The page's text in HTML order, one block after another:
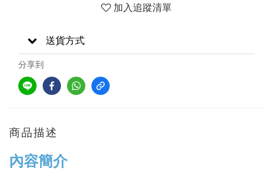
加入追蹤清單
送貨方式
分享到
商品描述
內容簡介